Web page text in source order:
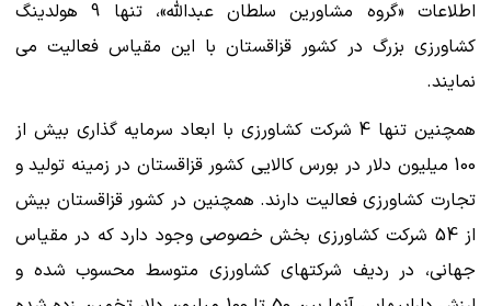
اطلاعات «گروه مشاورین سلطان عبدالله»، تنها 9 هولدینگ
کشاورزی بزرگ در کشور قزاقستان با این مقیاس فعالیت می
نمایند.
همچنین تنها 4 شرکت کشاورزی با ابعاد سرمایه گذاری بیش از
100 میلیون دلار در بورس کالایی کشور قزاقستان در زمینه تولید و
تجارت کشاورزی فعالیت دارند. همچنین در کشور قزاقستان بیش
از 54 شرکت کشاورزی بخش خصوصی وجود دارد که در مقیاس
جهانی، در ردیف شرکتهای کشاورزی متوسط محسوب شده و